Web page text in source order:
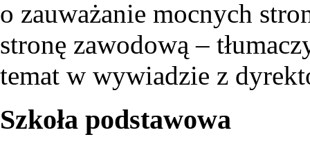
o zauważanie mocnych
stronę zawodową –
temat w wywiadzie z
Szkoła podstawowa